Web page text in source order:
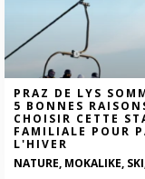
PRAZ DE LYS
5 BONNES
CHOISIR CETTE
FAMILIALE POUR
L'HIVER
NATURE, MOKALIKE,